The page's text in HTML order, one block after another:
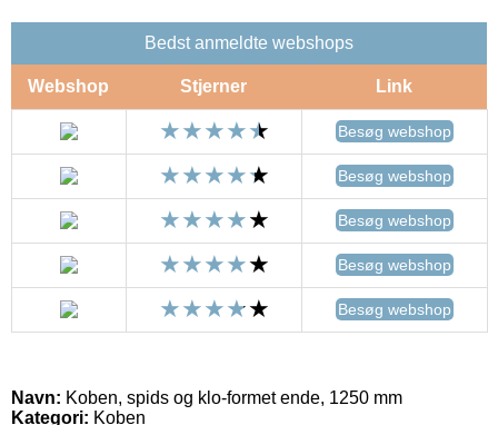
Bedst anmeldte webshops
Webshop Stjerner Link
Besøg webshop
Besøg webshop
Besøg webshop
Besøg webshop
Besøg webshop
Navn: Koben, spids og klo-formet ende, 1250 mm
Kategori: Koben